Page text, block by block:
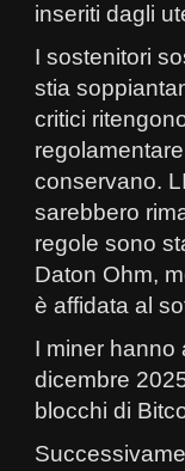
inseriti dagli
I sostenitori
stia
critici
conservano.
sarebbero
regole sono
Daton Ohm,
è affidata al
I miner hanno
dicembre
blocchi di